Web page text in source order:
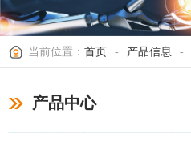
当前位置： 首页 - 产品信息 -
产品中心